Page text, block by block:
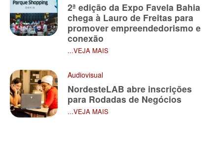
2ª edição da Expo Favela Bahia
chega à Lauro de Freitas para
promover empreendedorismo e
conexão
...VEJA MAIS
Audiovisual
NordesteLAB abre inscrições
para Rodadas de Negócios
...VEJA MAIS